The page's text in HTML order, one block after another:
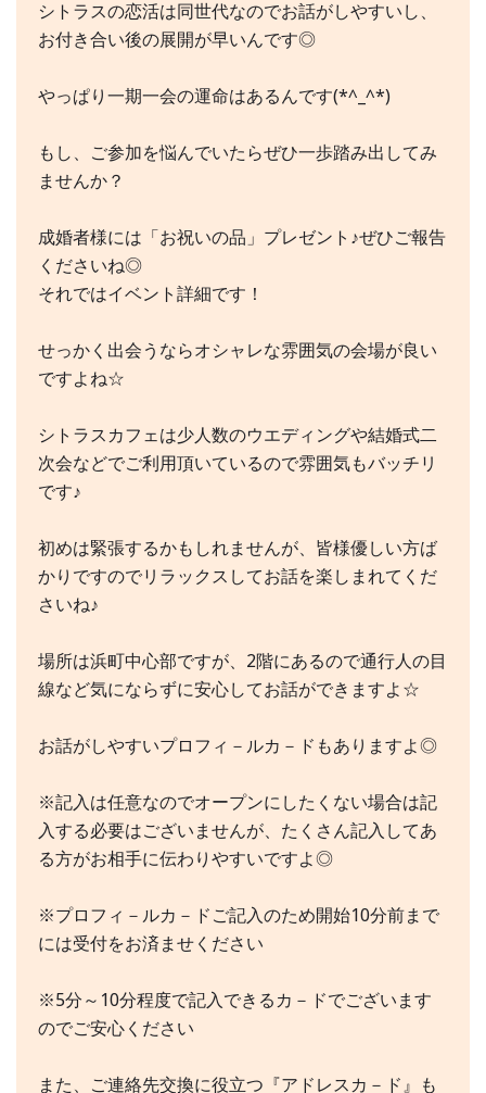
シトラスの恋活は同世代なのでお話がしやすいし、
お付き合い後の展開が早いんです◎
やっぱり一期一会の運命はあるんです(*^_^*)
もし、ご参加を悩んでいたらぜひ一歩踏み出してみ
ませんか？
成婚者様には「お祝いの品」プレゼント♪ぜひご報告
くださいね◎
それではイベント詳細です！
せっかく出会うならオシャレな雰囲気の会場が良い
ですよね☆
シトラスカフェは少人数のウエディングや結婚式二
次会などでご利用頂いているので雰囲気もバッチリ
です♪
初めは緊張するかもしれませんが、皆様優しい方ば
かりですのでリラックスしてお話を楽しまれてくだ
さいね♪
場所は浜町中心部ですが、2階にあるので通行人の目
線など気にならずに安心してお話ができますよ☆
お話がしやすいプロフィ－ルカ－ドもありますよ◎
※記入は任意なのでオープンにしたくない場合は記
入する必要はございませんが、たくさん記入してあ
る方がお相手に伝わりやすいですよ◎
※プロフィ－ルカ－ドご記入のため開始10分前まで
には受付をお済ませください
※5分～10分程度で記入できるカ－ドでございます
のでご安心ください
また、ご連絡先交換に役立つ『アドレスカ－ド』も